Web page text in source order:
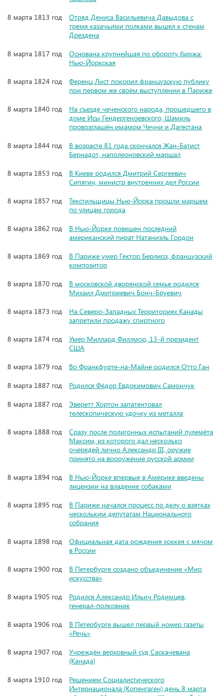
8 марта 1813 год
Отряд Дениса Васильевича Давыдова с
тремя казачьими полками вышел к стенам
Дрездена
8 марта 1817 год
Основана крупнейшая по обороту биржа:
Нью-Йоркская
8 марта 1824 год
Ференц Лист покорил французскую публику
при первом же своём выступлении в Париже
8 марта 1840 год
На съезде чеченского народа, прошедшего в
доме Исы Гендергеноевского, Шамиль
провозглашён имамом Чечни и Дагестана
8 марта 1844 год
В возрасте 81 года скончался Жан-Батист
Бернадот, наполеоновский маршал
8 марта 1853 год
В Киеве родился Дмитрий Сергеевич
Сипягин, министр внутренних дел России
8 марта 1857 год
Текстильщицы Нью-Йорка прошли маршем
по улицам города
8 марта 1862 год
В Нью-Йорке повешен последний
американский пират Натаниэль Гордон
8 марта 1869 год
В Париже умер Гектор Берлиоз, французский
композитор
8 марта 1870 год
В московской дворянской семье родился
Михаил Дмитриевич Бонч-Бруевич
8 марта 1873 год
На Северо-Западных Территориях Канады
запретили продажу спиртного
8 марта 1874 год
Умер Миллард Филлмор, 13-й президент
США
8 марта 1879 год
Во Франкфурте-на-Майне родился Отто Ган
8 марта 1887 год
Родился Фёдор Евдокимович Самончук
8 марта 1887 год
Эверетт Хортон запатентовал
телескопическую удочку из металла
8 марта 1888 год
Сразу после полигонных испытаний пулемёта
Максим, из которого дал несколько
очередей лично Александр III, оружие
принято на вооружение русской армии
8 марта 1894 год
В Нью-Йорке впервые в Америке введены
лицензии на владение собаками
8 марта 1895 год
В Париже начался процесс по делу о взятках
нескольким депутатам Национального
собрания
8 марта 1898 год
Официальная дата рождения хоккея с мячом
в России
8 марта 1900 год
В Петербурге создано объединение «Мир
искусства»
8 марта 1905 год
Родился Александр Ильич Родимцев,
генерал-полковник
8 марта 1906 год
В Петербурге вышел первый номер газеты
«Речь»
8 марта 1907 год
Учреждён верховный суд Саскачевана
(Канада)
8 марта 1910 год
Решением Социалистического
Интернационала (Копенгаген) день 8 марта